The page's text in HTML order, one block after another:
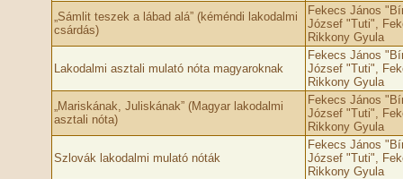
„Sámlit teszek a lábad alá” (kéméndi lakodalmi
csárdás)
Fekecs János
József "Tuti",
Rikkony Gyula
Lakodalmi asztali mulató nóta magyaroknak
Fekecs János
József "Tuti",
Rikkony Gyula
„Mariskának, Juliskának” (Magyar lakodalmi
asztali nóta)
Fekecs János
József "Tuti",
Rikkony Gyula
Szlovák lakodalmi mulató nóták
Fekecs János
József "Tuti",
Rikkony Gyula